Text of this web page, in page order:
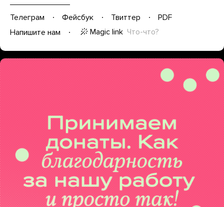
Телеграм Фейсбук Твиттер
PDF
Напишите нам
Magic link Что-что?